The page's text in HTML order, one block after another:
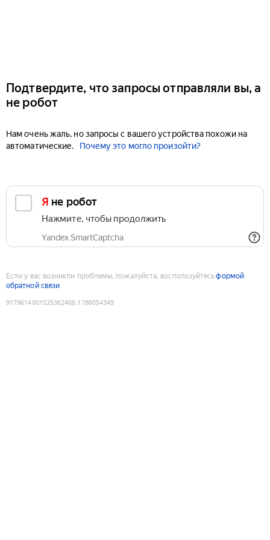
Подтвердите, что запросы отправляли вы, а
не робот
Нам очень жаль, но запросы с вашего устройства похожи на
автоматические.
Почему это могло произойти?
Я не робот
Нажмите, чтобы продолжить
Yandex SmartCaptcha
Если у вас возникли проблемы, пожалуйста, воспользуйтесьформой
обратной связи
9179614001525362468:1786054349